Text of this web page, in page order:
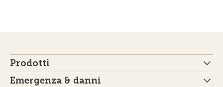
Prodotti
Emergenza & danni